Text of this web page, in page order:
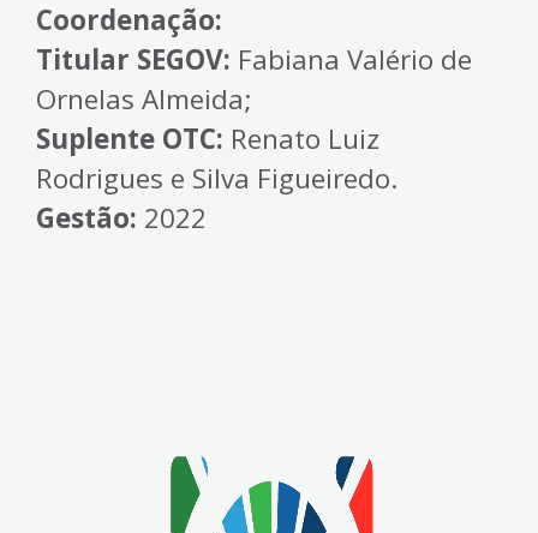
Coordenação:
Titular SEGOV: Fabiana Valério de
Ornelas Almeida;
Suplente OTC: Renato Luiz
Rodrigues e Silva Figueiredo.
Gestão: 2022